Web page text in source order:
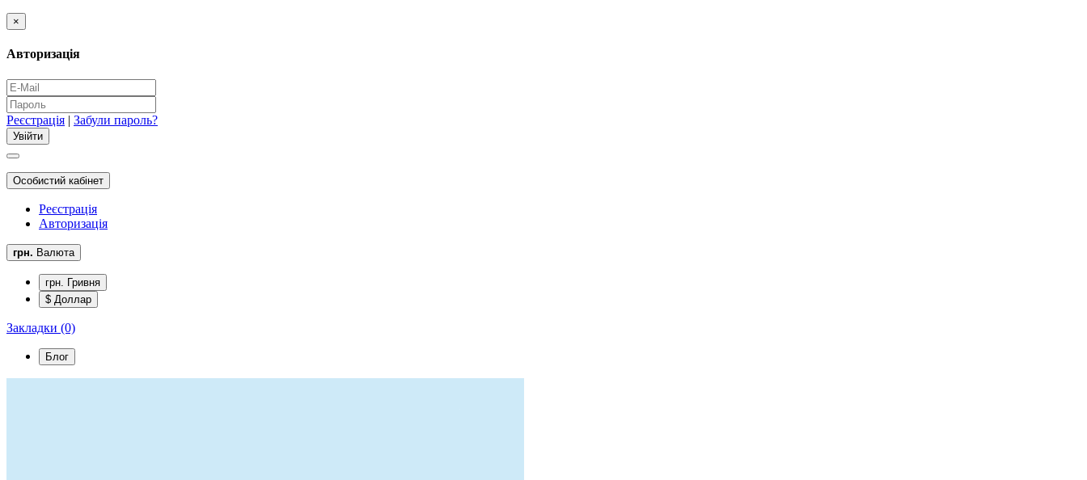
×
Авторизація
Реєстрація | Забули пароль?
Особистий кабінет
Реєстрація
Авторизація
грн. Валюта
грн. Гривня
$ Доллар
Закладки (0)
Блог